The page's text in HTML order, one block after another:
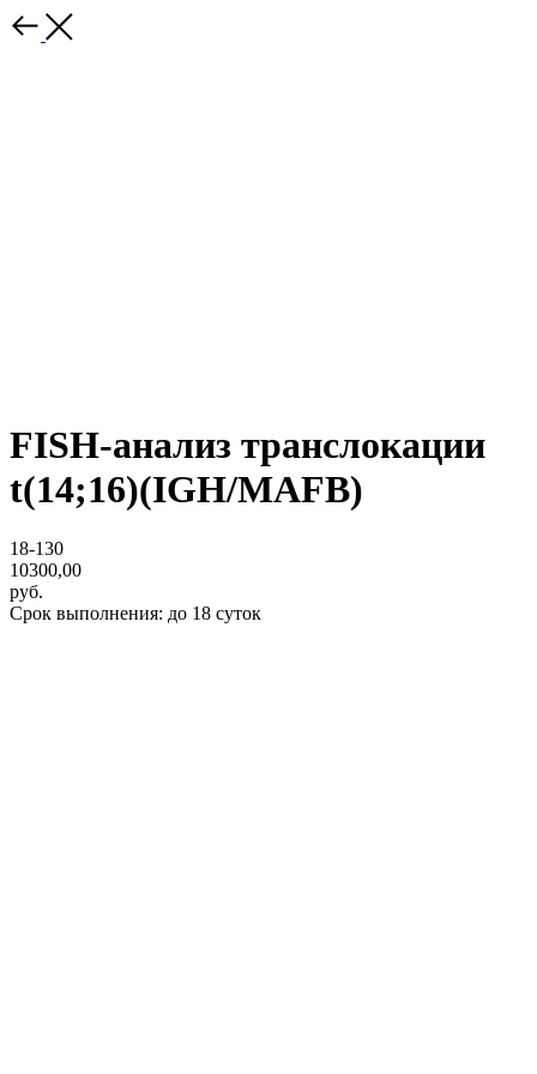
FISH-анализ транслокации
t(14;16)(IGH/MAFB)
18-130
10300,00
руб.
Срок выполнения: до 18 суток